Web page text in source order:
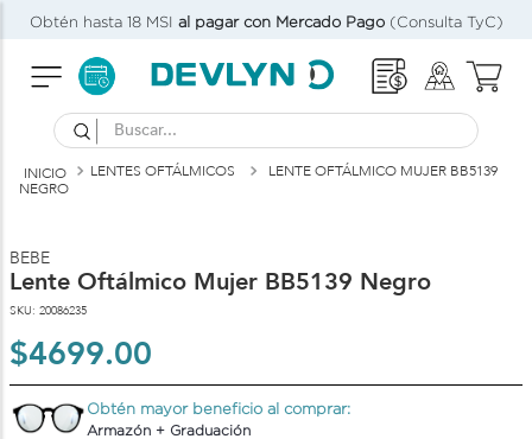
Obtén hasta 18 MSI al pagar con Mercado Pago(Consulta TyC)
Buscar...
LENTES OFTÁLMICOS
LENTE OFTÁLMICO MUJER BB5139
NEGRO
BEBE
Lente Oftálmico Mujer BB5139 Negro
SKU: 20086235
$4699.00
Obtén mayor beneficio al comprar:
Armazón + Graduación